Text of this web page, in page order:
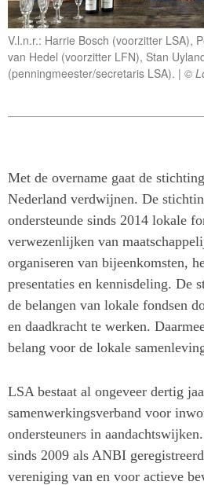
V.l.n.r.: Harrie Bosch (voorzitter LSA),
van Hedel (voorzitter LFN), Stan
(penningmeester/secretaris LSA).
©
Met de overname gaat de
Nederland verdwijnen. De
ondersteunde sinds 2014 lokale
verwezenlijken van
organiseren van bijeenkomsten,
presentaties en kennisdeling. De
de belangen van lokale fondsen
en daadkracht te werken.
belang voor de lokale
LSA bestaat al ongeveer dertig
samenwerkingsverband voor
ondersteuners in
sinds 2009 als ANBI
vereniging van en voor actieve